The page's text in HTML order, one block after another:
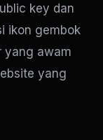
key dan
ikon gembok
yang awam
yang